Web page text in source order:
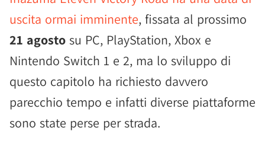
uscita ormai imminente, fissata al prossimo
21 agosto su PC, PlayStation, Xbox e
Nintendo Switch 1 e 2, ma lo sviluppo di
questo capitolo ha richiesto davvero
parecchio tempo e infatti diverse piattaforme
sono state perse per strada.